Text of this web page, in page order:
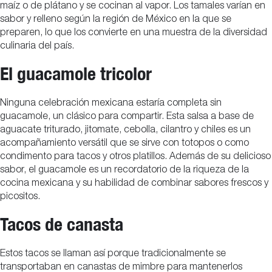
maíz o de plátano y se cocinan al vapor. Los tamales varían en
sabor y relleno según la región de México en la que se
preparen, lo que los convierte en una muestra de la diversidad
culinaria del país.
El guacamole tricolor
Ninguna celebración mexicana estaría completa sin
guacamole, un clásico para compartir. Esta salsa a base de
aguacate triturado, jitomate, cebolla, cilantro y chiles es un
acompañamiento versátil que se sirve con totopos o como
condimento para tacos y otros platillos. Además de su delicioso
sabor, el guacamole es un recordatorio de la riqueza de la
cocina mexicana y su habilidad de combinar sabores frescos y
picositos.
Tacos de canasta
Estos tacos se llaman así porque tradicionalmente se
transportaban en canastas de mimbre para mantenerlos